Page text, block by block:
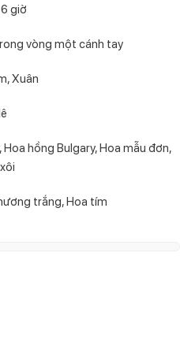
giờ
vòng một cánh tay
Xuân
hồng Bulgary, Hoa mẫu đơn,
trắng, Hoa tím